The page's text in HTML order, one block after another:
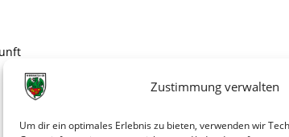
Zustimmung verwalten
Um dir ein optimales Erlebnis zu bieten, verwenden wir